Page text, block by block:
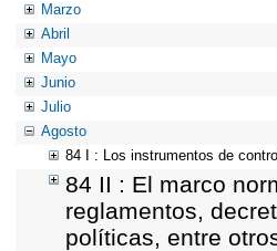
Marzo
Abril
Mayo
Junio
Julio
Agosto
84 I : Los instrumentos de
84 II : El marco
reglamentos,
políticas, entre